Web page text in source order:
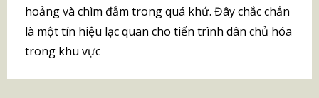
hoảng và chìm đắm trong quá khứ. Đây chắc chắn
là một tín hiệu lạc quan cho tiến trình dân chủ hóa
trong khu vực